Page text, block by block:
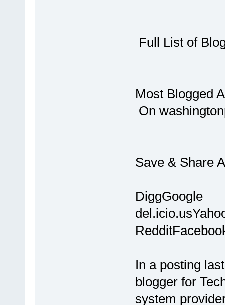
Full List of
Most Blogged
On
Save & Share
DiggGoogle
In a posting
blogger for
system